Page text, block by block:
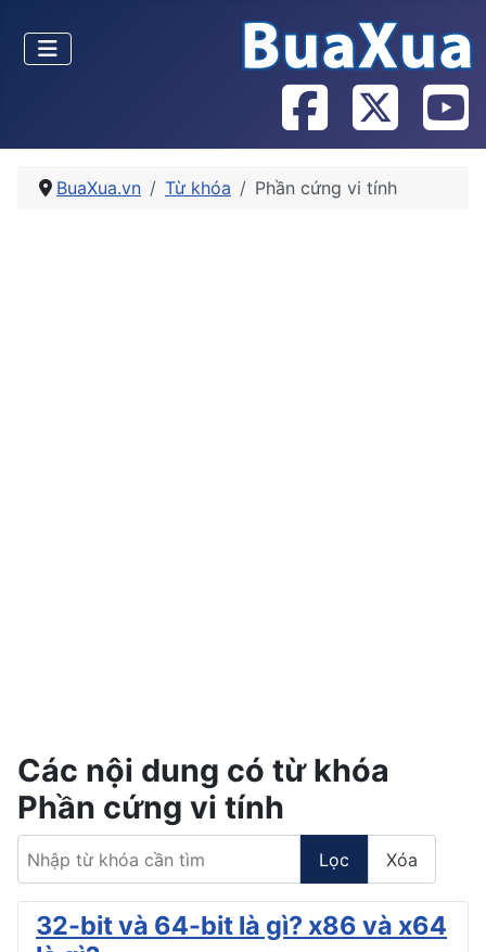
BuaXua.vn Từ khóa Phần cứng vi tính
Các nội dung có từ khóa
Phần cứng vi tính
Nhập từ khóa cần tìm
Lọc Xóa
32-bit và 64-bit là gì? x86 và x64